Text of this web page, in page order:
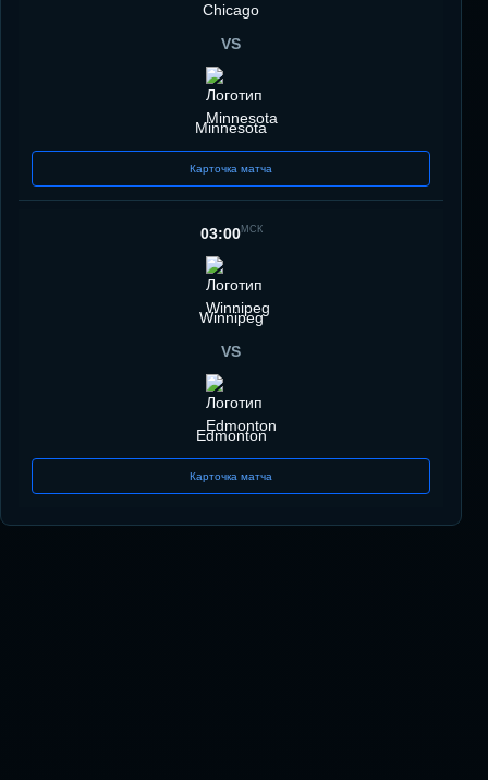
Chicago
VS
Minnesota
Карточка матча
03:00МСК
Winnipeg
VS
Edmonton
Карточка матча